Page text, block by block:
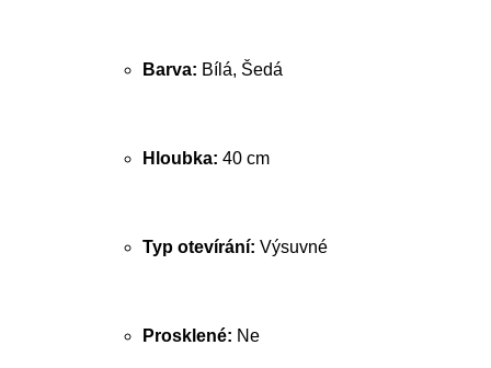
Barva: Bílá, Šedá
Hloubka: 40 cm
Typ otevírání: Výsuvné
Prosklené: Ne